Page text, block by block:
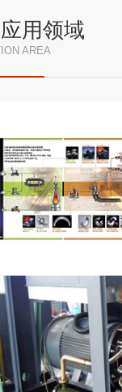
用领域
AREA